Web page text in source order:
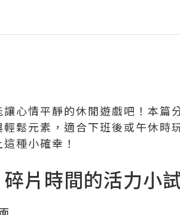
心情平靜的休閒遊戲吧！本篇
鬆元素，適合下班後或午休時
種小確幸！
片時間的活力小